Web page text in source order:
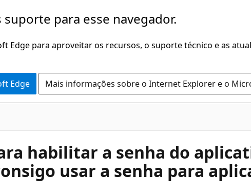
suporte para esse navegador.
Edge para aproveitar os recursos, o suporte técnico e as
Edge Mais informações sobre o Internet Explorer e o
habilitar a senha do
usar a senha para